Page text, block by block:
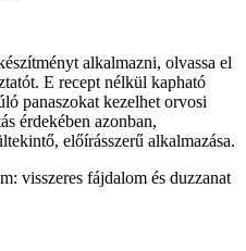
alkalmazni, olvassa el
E recept nélkül kapható
panaszokat kezelhet orvosi
érdekében azonban,
előírásszerű alkalmazása.
visszeres fájdalom és duzzanat